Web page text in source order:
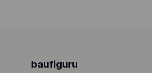
baufiguru